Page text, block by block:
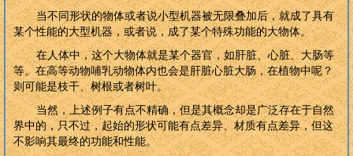
当不同形状的物体或者说小型机器被无限叠加后，就成了具有
某个性能的大型机器，或者说，成了某个特殊功能的大物体。
在人体中，这个大物体就是某个器官，如肝脏、心脏、大肠等
等。在高等动物哺乳动物体内也会是肝脏心脏大肠，在植物中呢？
则可能是枝干、树根或者树叶。
当然，上述例子有点不精确，但是其概念却是广泛存在于自然
界中的，只不过，起始的形状可能有点差异、材质有点差异，但这
不影响其最终的功能和性能。